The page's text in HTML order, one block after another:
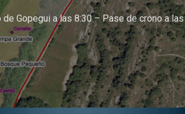
de Gopegui a las 8:30 – Pase de crono a las